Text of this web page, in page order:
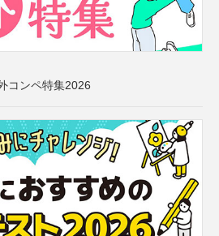
コンペ特集2026